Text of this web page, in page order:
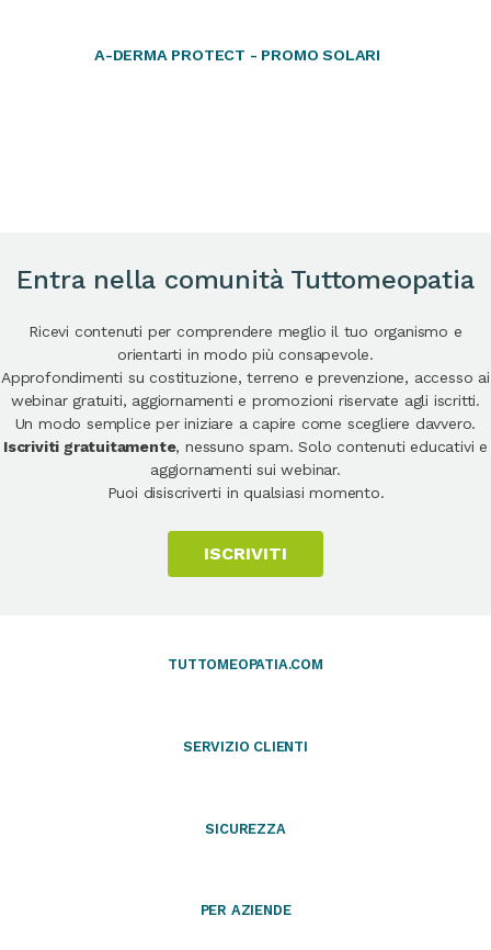
A-DERMA PROTECT - PROMO SOLARI
Entra nella comunità Tuttomeopatia
Ricevi contenuti per comprendere meglio il tuo organismo e
orientarti in modo più consapevole.
Approfondimenti su costituzione, terreno e prevenzione, accesso ai
webinar gratuiti, aggiornamenti e promozioni riservate agli iscritti.
Un modo semplice per iniziare a capire come scegliere davvero.
Iscriviti gratuitamente, nessuno spam. Solo contenuti educativi e
aggiornamenti sui webinar.
Puoi disiscriverti in qualsiasi momento.
ISCRIVITI
TUTTOMEOPATIA.COM
SERVIZIO CLIENTI
SICUREZZA
PER AZIENDE